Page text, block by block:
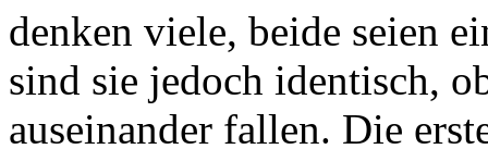
denken viele, beide seien
sind sie jedoch identisch,
auseinander fallen. Die